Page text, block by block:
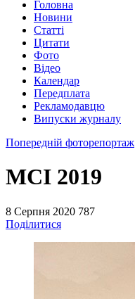
Головна
Новини
Статті
Цитати
Фото
Відео
Календар
Передплата
Рекламодавцю
Випуски журналу
Попередній фоторепортаж
MCI 2019
8 Серпня 2020 787
Поділитися